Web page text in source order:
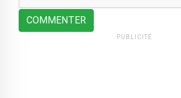
COMMENTER
PUBLICITÉ